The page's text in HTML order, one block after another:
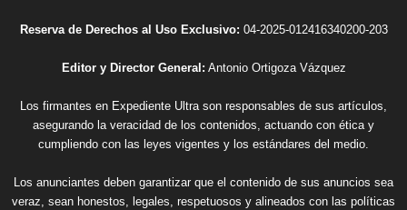
Reserva de Derechos al Uso Exclusivo: 04-2025-012416340200-203
Editor y Director General: Antonio Ortigoza Vázquez
Los firmantes en Expediente Ultra son responsables de sus artículos,
asegurando la veracidad de los contenidos, actuando con ética y
cumpliendo con las leyes vigentes y los estándares del medio.
Los anunciantes deben garantizar que el contenido de sus anuncios sea
veraz, sean honestos, legales, respetuosos y alineados con las políticas